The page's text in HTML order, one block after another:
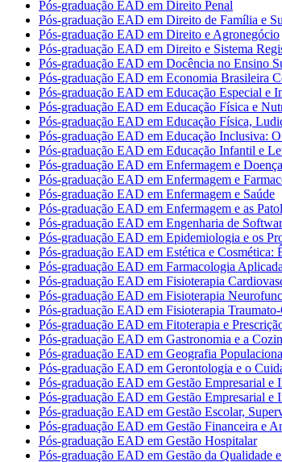
Pós-graduação EAD em Direito Penal
Pós-graduação EAD em Direito de Família e
Pós-graduação EAD em Direito e Agronegócio
Pós-graduação EAD em Direito e Sistema
Pós-graduação EAD em Docência no Ensino
Pós-graduação EAD em Economia Brasileira
Pós-graduação EAD em Educação Especial e
Pós-graduação EAD em Educação Física e
Pós-graduação EAD em Educação Física,
Pós-graduação EAD em Educação Inclusiva:
Pós-graduação EAD em Educação Infantil e
Pós-graduação EAD em Enfermagem e
Pós-graduação EAD em Enfermagem e
Pós-graduação EAD em Enfermagem e Saúde
Pós-graduação EAD em Enfermagem e as
Pós-graduação EAD em Engenharia de
Pós-graduação EAD em Epidemiologia e os
Pós-graduação EAD em Estética e Cosmética:
Pós-graduação EAD em Farmacologia
Pós-graduação EAD em Fisioterapia
Pós-graduação EAD em Fisioterapia
Pós-graduação EAD em Fisioterapia
Pós-graduação EAD em Fitoterapia e
Pós-graduação EAD em Gastronomia e a
Pós-graduação EAD em Geografia
Pós-graduação EAD em Gerontologia e o
Pós-graduação EAD em Gestão Empresarial e
Pós-graduação EAD em Gestão Empresarial
Pós-graduação EAD em Gestão Escolar,
Pós-graduação EAD em Gestão Financeira e
Pós-graduação EAD em Gestão Hospitalar
Pós-graduação EAD em Gestão da Qualidade